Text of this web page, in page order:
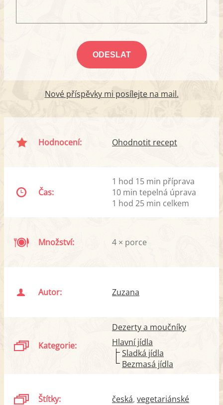
Nové příspěvky mi posílejte na mail.
Hodnocení: Ohodnotit recept
Čas:
1 hod 15 min příprava
10 min tepelná úprava
1 hod 25 min celkem
Množství: 4 × porce
Autor: Zuzana
Kategorie:
Dezerty a moučníky
Hlavní jídla
Sladká jídla
Bezmasá jídla
Štítky: česká vegetariánské